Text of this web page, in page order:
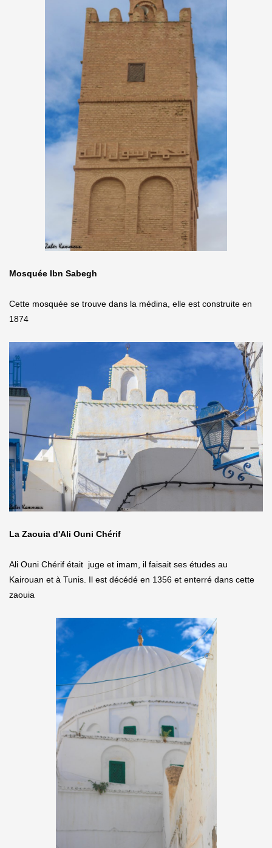
Mosquée Ibn Sabegh
Cette mosquée se trouve dans la médina, elle est construite en
1874
La Zaouia d'Ali Ouni Chérif
Ali Ouni Chérif était juge et imam, il faisait ses études au
Kairouan et à Tunis. Il est décédé en 1356 et enterré dans cette
zaouia